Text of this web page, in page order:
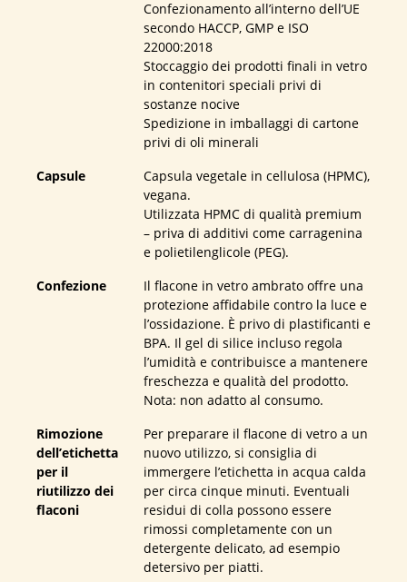
Confezionamento all’interno dell’UE
secondo HACCP, GMP e ISO
22000:2018
Stoccaggio dei prodotti finali in vetro
in contenitori speciali privi di
sostanze nocive
Spedizione in imballaggi di cartone
privi di oli minerali
Capsule
Capsula vegetale in cellulosa (HPMC),
vegana.
Utilizzata HPMC di qualità premium
– priva di additivi come carragenina
e polietilenglicole (PEG).
Confezione
Il flacone in vetro ambrato offre una
protezione affidabile contro la luce e
l’ossidazione. È privo di plastificanti e
BPA. Il gel di silice incluso regola
l’umidità e contribuisce a mantenere
freschezza e qualità del prodotto.
Nota: non adatto al consumo.
Rimozione
dell’etichetta
per il
riutilizzo dei
flaconi
Per preparare il flacone di vetro a un
nuovo utilizzo, si consiglia di
immergere l’etichetta in acqua calda
per circa cinque minuti. Eventuali
residui di colla possono essere
rimossi completamente con un
detergente delicato, ad esempio
detersivo per piatti.